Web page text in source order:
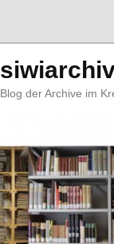
Blog der Archive im